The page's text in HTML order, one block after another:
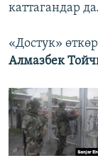
каттагандар
«Достук»
Алмазбек